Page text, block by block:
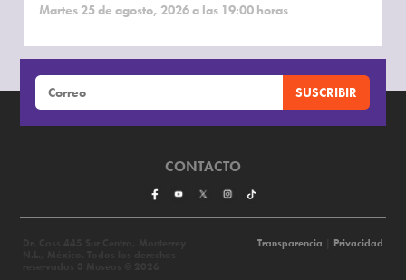
Martes 25 de agosto, 2026 a las 19:00 horas
CONTACTO
Transparencia Privacidad